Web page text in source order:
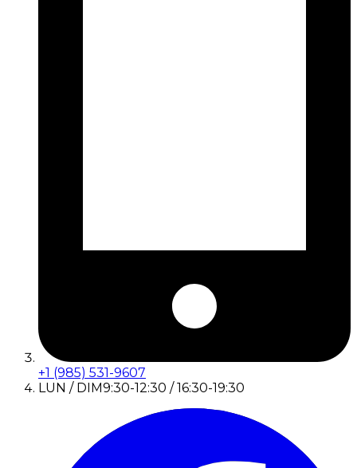
+1 (985) 531-9607
LUN / DIM9:30-12:30 / 16:30-19:30